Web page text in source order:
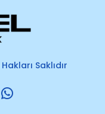
Saklıdır